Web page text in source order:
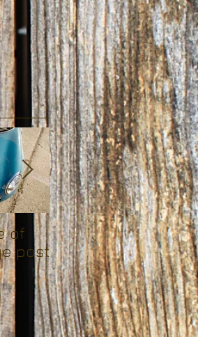
of
post
This is the title of
your first video post